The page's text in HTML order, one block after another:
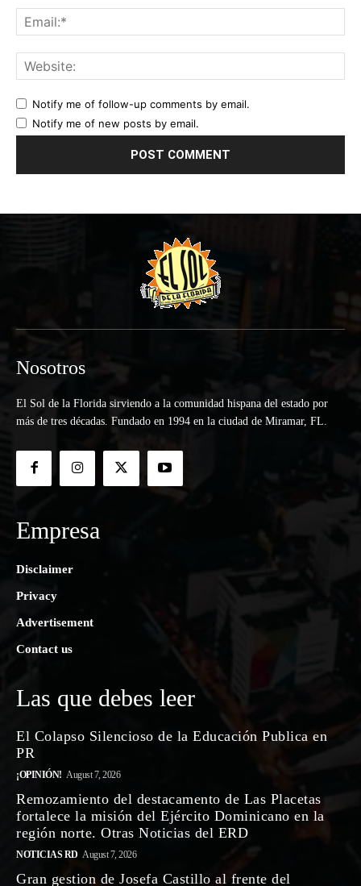
Notify me of follow-up comments by email.
Notify me of new posts by email.
Nosotros
El Sol de la Florida sirviendo a la comunidad hispana del estado por
más de tres décadas. Fundado en 1994 en la ciudad de Miramar, FL.
Empresa
Disclaimer
Privacy
Advertisement
Contact us
Las que debes leer
El Colapso Silencioso de la Educación Publica en
PR
¡OPINIÓN! August 7, 2026
Remozamiento del destacamento de Las Placetas
fortalece la misión del Ejército Dominicano en la
región norte. Otras Noticias del ERD
NOTICIAS RD August 7, 2026
Gran gestion de Josefa Castillo al frente del